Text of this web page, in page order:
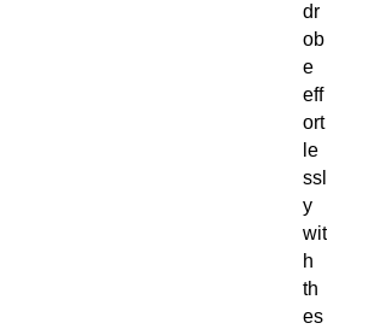
dr
ob
e
eff
ort
le
ssl
y
wit
h
th
es